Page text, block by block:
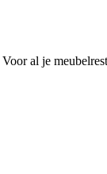
Voor al je